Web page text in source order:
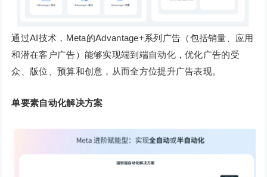
通过AI技术，Meta的Advantage+系列广告（包括销量、应用
和潜在客户广告）能够实现端到端自动化，优化广告的受
众、版位、预算和创意，从而全方位提升广告表现。
单要素自动化解决方案